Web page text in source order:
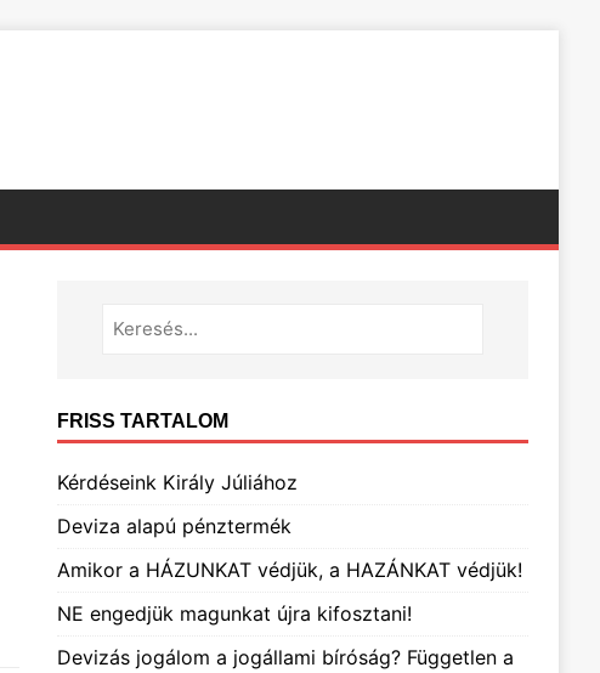
FRISS TARTALOM
Kérdéseink Király Júliához
Deviza alapú pénztermék
Amikor a HÁZUNKAT védjük, a HAZÁNKAT védjük!
NE engedjük magunkat újra kifosztani!
Devizás jogálom a jogállami bíróság? Független a